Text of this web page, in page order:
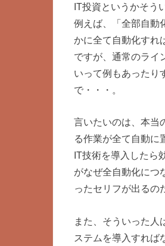
IT投資というかそう
例えば、「全部自動
かに全て自動化すれ
ですが、通常のライ
いって例もあったり
で・・・。
言いたいのは、本当
る作業が全て自動に
IT技術を導入したら
がなぜ全自動化につ
ったセリフが出るの
また、そういった人
ステムを導入すれば